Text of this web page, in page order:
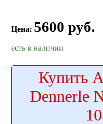
Цена: 5600 руб.
есть в наличии
Купить
Dennerle